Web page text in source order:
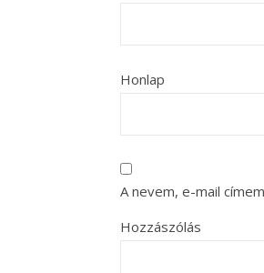
Honlap
A nevem, e-mail
Hozzászólás